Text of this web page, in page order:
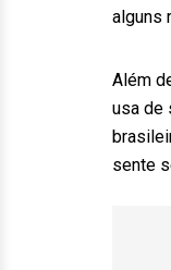
alguns
Além
usa de
sente